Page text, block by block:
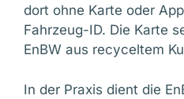
dort ohne Karte oder
Fahrzeug-ID. Die Karte
EnBW aus recyceltem
In der Praxis dient die